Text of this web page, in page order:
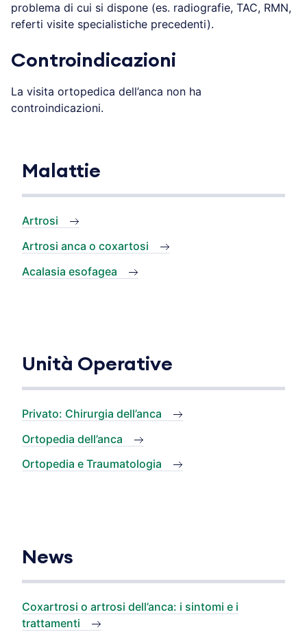
problema di cui si dispone (es. radiografie, TAC, RMN,
referti visite specialistiche precedenti).
Controindicazioni
La visita ortopedica dell’anca non ha
controindicazioni.
Malattie
Artrosi
Artrosi anca o coxartosi
Acalasia esofagea
Unità Operative
Privato: Chirurgia dell’anca
Ortopedia dell’anca
Ortopedia e Traumatologia
News
Coxartrosi o artrosi dell’anca: i sintomi e i
trattamenti